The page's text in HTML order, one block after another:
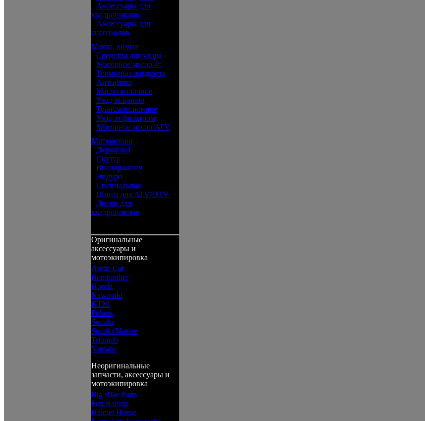
Аксессуары для
квадроциклов
Аксессуары для
снегоходов
Масла, химия
Средства для ухода
Моторное масло 4т
Тормозная жидкость
Антифриз
Масло вилочное
Уход за цепью
Трансмиссионное
Уход за фильтром
Моторное масло ATV
Моторезина
Дорожная
Скутер
Внедорожная
Эндуро
Специальная
Шины для ATV/UTV
Диски для
квадроциклов
Оригинальные
аксессуары и
мотоэкипировка
Arctic Cat
Bombardier
Honda
Kawasaki
KTM
Polaris
Suzuki
Suzuki Marine
Triumph
Yamaha
Неоригинальные
запчасти, аксессуары и
мотоэкипировка
Big Bike Parts
Fox Racing
Helmet House